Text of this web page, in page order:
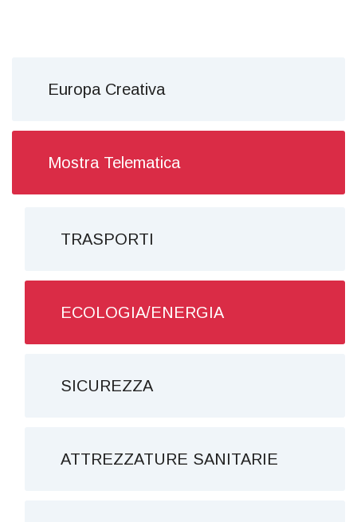
Europa Creativa
Mostra Telematica
TRASPORTI
ECOLOGIA/ENERGIA
SICUREZZA
ATTREZZATURE SANITARIE